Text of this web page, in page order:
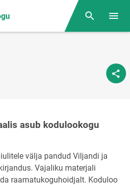
Otsing
asub kodulookogu
välja pandud Viljandi ja
Vajaliku materjali
raamatukoguhoidjalt. Koduloo